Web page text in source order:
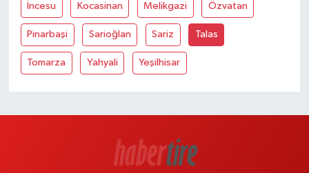
İncesu Kocasinan Melikgazi Özvatan
Pinarbaşi Sarioğlan Sariz Talas
Tomarza Yahyali Yeşilhisar